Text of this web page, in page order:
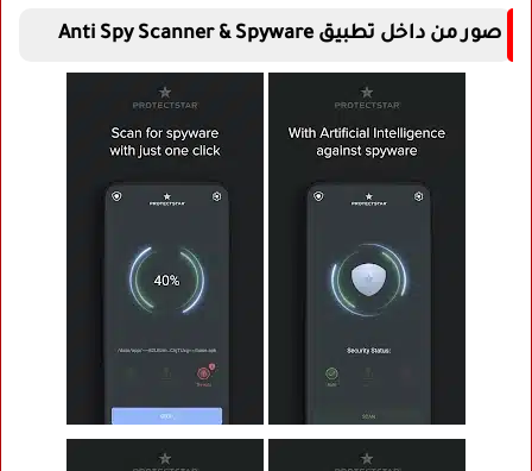
صور من داخل تطبيق Anti Spy Scanner & Spyware